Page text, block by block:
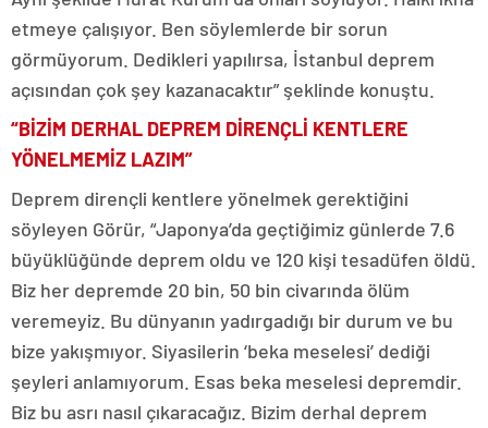
etmeye çalışıyor. Ben söylemlerde bir sorun
görmüyorum. Dedikleri yapılırsa, İstanbul deprem
açısından çok şey kazanacaktır” şeklinde konuştu.
“BİZİM DERHAL DEPREM DİRENÇLİ KENTLERE
YÖNELMEMİZ LAZIM”
Deprem dirençli kentlere yönelmek gerektiğini
söyleyen Görür, “Japonya’da geçtiğimiz günlerde 7.6
büyüklüğünde deprem oldu ve 120 kişi tesadüfen öldü.
Biz her depremde 20 bin, 50 bin civarında ölüm
veremeyiz. Bu dünyanın yadırgadığı bir durum ve bu
bize yakışmıyor. Siyasilerin ‘beka meselesi’ dediği
şeyleri anlamıyorum. Esas beka meselesi depremdir.
Biz bu asrı nasıl çıkaracağız. Bizim derhal deprem